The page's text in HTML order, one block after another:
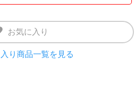
お気に入り
り商品一覧を見る